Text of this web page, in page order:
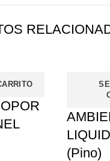
(Pino)